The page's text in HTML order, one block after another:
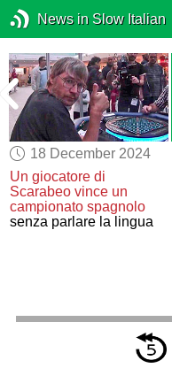
News in Slow Italian
18 December 2024
Un giocatore di
Scarabeo vince un
campionato spagnolo
senza parlare la lingua